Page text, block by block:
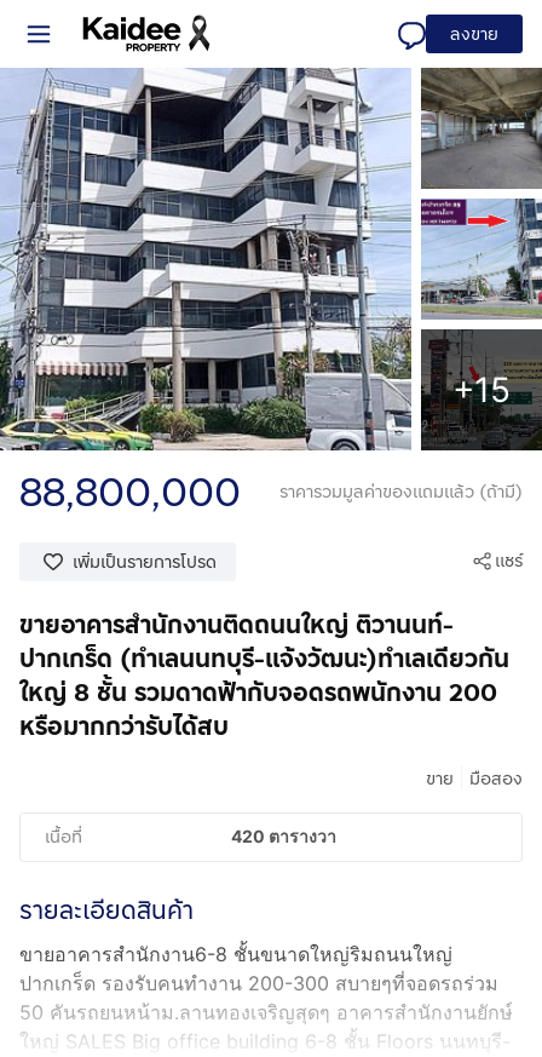
ลงขาย
+15
88,800,000 ราคารวมมูลค่าของแถมแล้ว (ถ้ามี)
เพิ่มเป็นรายการโปรด แชร์
ขายอาคารสำนักงานติดถนนใหญ่ ติวานนท์-
ปากเกร็ด (ทำเลนนทบุรี-แจ้งวัฒนะ)ทำเลเดียวกัน
ใหญ่ 8 ชั้น รวมดาดฟ้ากับจอดรถพนักงาน 200
หรือมากกว่ารับได้สบ
ขาย มือสอง
เนื้อที่ 420 ตารางวา
รายละเอียดสินค้า
ขายอาคารสำนักงาน6-8 ชั้นขนาดใหญ่ริมถนนใหญ่
ปากเกร็ด รองรับคนทำงาน 200-300 สบายๆที่จอดรถร่วม
50 คันรถยนหน้าม.ลานทองเจริญสุดๆ อาคารสำนักงานยักษ์
ใหญ่ SALES Big office building 6-8 ชั้น Floors นนทบุรี-